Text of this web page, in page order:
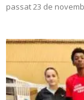
passat 23 de